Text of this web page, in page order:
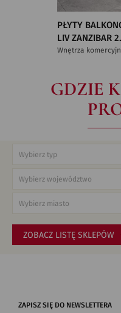
PŁYTY
LIV ZANZIBAR
Wnętrza
GDZIE
ZOBACZ LISTĘ SKLEPÓW
ZAPISZ SIĘ DO NEWSLETTERA